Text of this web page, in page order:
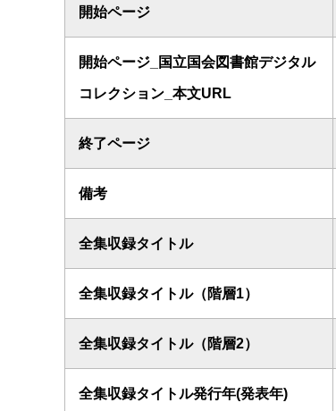
開始ページ
開始ページ_国立国会図書館デジタル
コレクション_本文URL
終了ページ
備考
全集収録タイトル
全集収録タイトル（階層1）
全集収録タイトル（階層2）
全集収録タイトル発行年(発表年)